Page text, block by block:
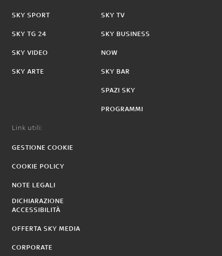
SKY SPORT
SKY TG 24
SKY VIDEO
SKY ARTE
SKY TV
SKY BUSINESS
NOW
SKY BAR
SPAZI SKY
PROGRAMMI
Link utili:
GESTIONE COOKIE
COOKIE POLICY
NOTE LEGALI
DICHIARAZIONE
ACCESSIBILITÀ
OFFERTA SKY MEDIA
CORPORATE